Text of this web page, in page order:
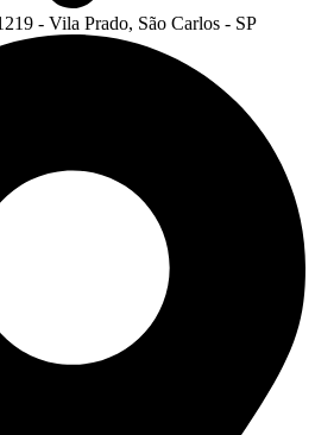
- Vila Prado, São Carlos - SP